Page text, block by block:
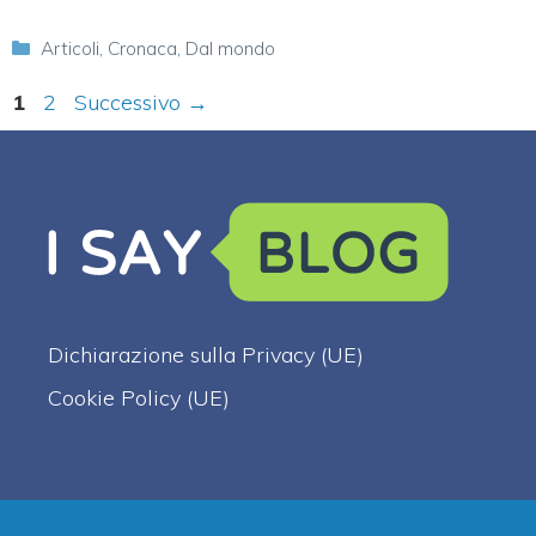
Categorie
Articoli Cronaca Dal mondo
Pagina
1 Pagina
2 Successivo →
Dichiarazione sulla Privacy (UE)
Cookie Policy (UE)